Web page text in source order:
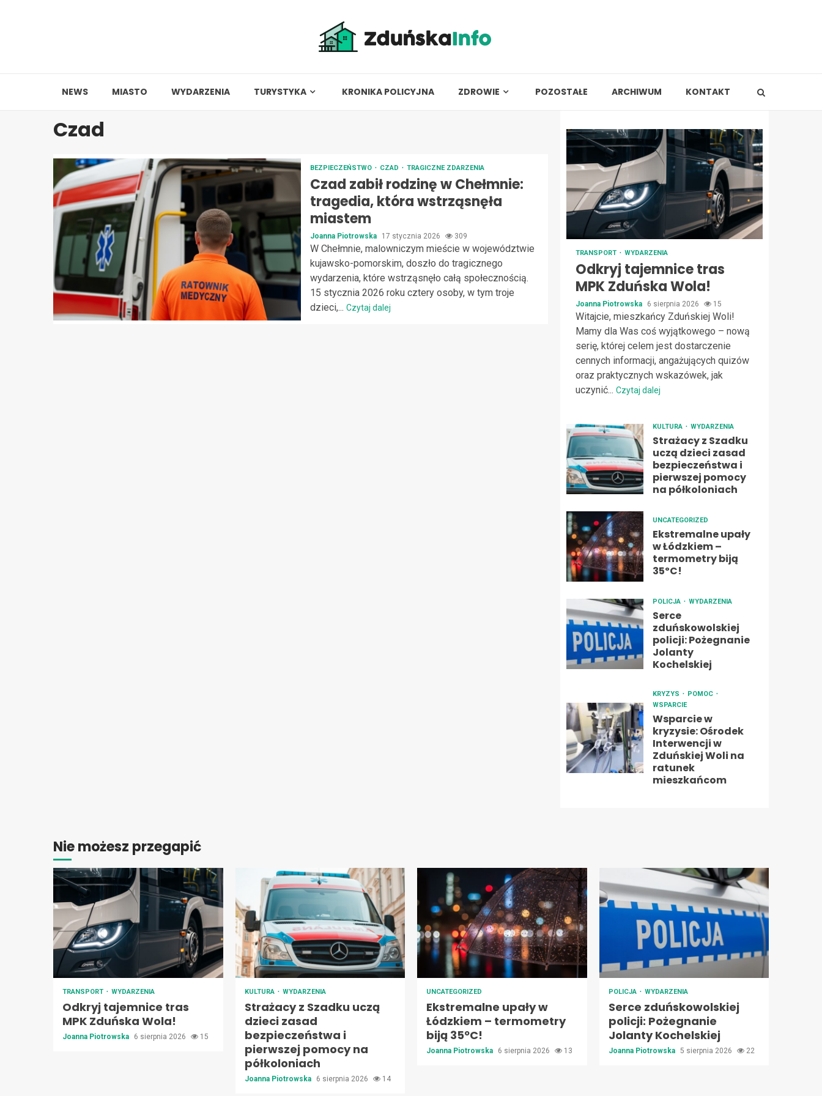
NEWS MIASTO WYDARZENIA TURYSTYKA KRONIKA POLICYJNA ZDROWIE POZOSTAŁE ARCHIWUM KONTAKT
Czad
BEZPIECZEŃSTWO CZAD TRAGICZNE ZDARZENIA
Czad zabił rodzinę w Chełmnie:
tragedia, która wstrząsnęła
miastem
Joanna Piotrowska 17 stycznia 2026 309
W Chełmnie, malowniczym mieście w województwie
kujawsko-pomorskim, doszło do tragicznego
wydarzenia, które wstrząsnęło całą społecznością.
15 stycznia 2026 roku cztery osoby, w tym troje
dzieci,... Czytaj dalej
TRANSPORT WYDARZENIA
Odkryj tajemnice tras
MPK Zduńska Wola!
Joanna Piotrowska 6 sierpnia 2026 15
Witajcie, mieszkańcy Zduńskiej Woli!
Mamy dla Was coś wyjątkowego – nową
serię, której celem jest dostarczenie
cennych informacji, angażujących quizów
oraz praktycznych wskazówek, jak
uczynić... Czytaj dalej
KULTURA WYDARZENIA
Strażacy z Szadku
uczą dzieci zasad
bezpieczeństwa i
pierwszej pomocy
na półkoloniach
UNCATEGORIZED
Ekstremalne upały
w Łódzkiem –
termometry biją
35ºC!
POLICJA WYDARZENIA
Serce
zduńskowolskiej
policji: Pożegnanie
Jolanty
Kochelskiej
KRYZYS
POMOC
WSPARCIE
Wsparcie w
kryzysie: Ośrodek
Interwencji w
Zduńskiej Woli na
ratunek
mieszkańcom
Nie możesz przegapić
TRANSPORT WYDARZENIA
Odkryj tajemnice tras
MPK Zduńska Wola!
Joanna Piotrowska 6 sierpnia 2026 15
KULTURA WYDARZENIA
Strażacy z Szadku uczą
dzieci zasad
bezpieczeństwa i
pierwszej pomocy na
półkoloniach
Joanna Piotrowska 6 sierpnia 2026 14
UNCATEGORIZED
Ekstremalne upały w
Łódzkiem – termometry
biją 35ºC!
Joanna Piotrowska 6 sierpnia 2026 13
POLICJA WYDARZENIA
Serce zduńskowolskiej
policji: Pożegnanie
Jolanty Kochelskiej
Joanna Piotrowska 5 sierpnia 2026 22